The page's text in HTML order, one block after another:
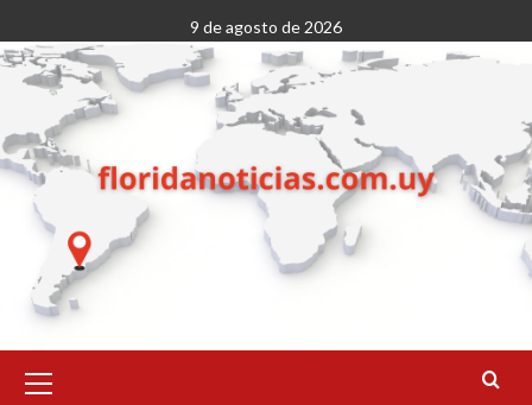
al
contenido
9 de agosto de 2026
primario